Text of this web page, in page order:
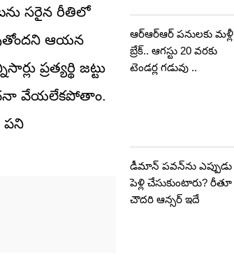
సరైన రీతిలో
ఆయన
ప్రత్యర్థి జట్టు
వేయలేకపోతాం.
పని
ఆర్ఆర్ఆర్ పనులకు మళ్లీ
బ్రేక్.. ఆగస్టు 20 వరకు
టెండర్ల గడువు ..
డీమాన్ పవన్‌ను ఎప్పుడు
పెళ్లి చేసుకుంటారు? రీతూ
చౌదరి ఆన్సర్ ఇదే